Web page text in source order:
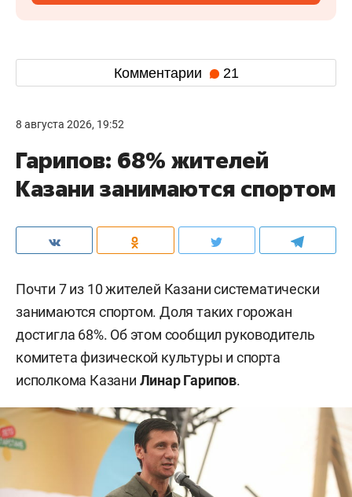
Комментарии 21
8 августа 2026, 19:52
Гарипов: 68% жителей
Казани занимаются спортом
Почти 7 из 10 жителей Казани систематически
занимаются спортом. Доля таких горожан
достигла 68%. Об этом сообщил руководитель
комитета физической культуры и спорта
исполкома Казани Линар Гарипов.